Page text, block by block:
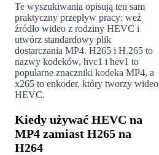
Te wyszukiwania opisują ten sam
praktyczny przepływ pracy: weź
źródło wideo z rodziny HEVC i
utwórz standardowy plik
dostarczania MP4. H265 i H.265 to
nazwy kodeków, hvc1 i hev1 to
popularne znaczniki kodeka MP4, a
x265 to enkoder, który tworzy wideo
HEVC.
Kiedy używać HEVC na
MP4 zamiast H265 na
H264